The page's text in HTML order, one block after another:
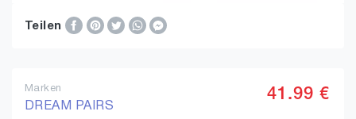
Teilen
Marken
DREAM PAIRS
41.99 €